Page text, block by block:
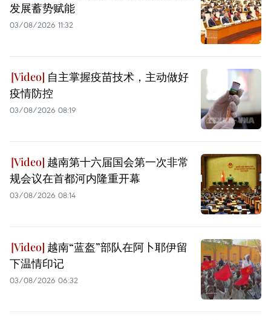
发展蓄势赋能
03/08/2026 11:32
自主掌握疫苗技术，主动做好
疫情防控
03/08/2026 08:19
越南第十六届国会第一次非常
规会议在首都河内隆重开幕
03/08/2026 08:14
越南“蓝盔”部队在阿卜耶伊留
下温情印记
03/08/2026 06:32